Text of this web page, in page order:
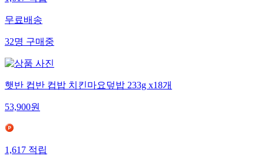
무료배송
32명 구매중
햇반 컵반 컵밥 치킨마요덮밥 233g x18개
53,900원
1,617 적립